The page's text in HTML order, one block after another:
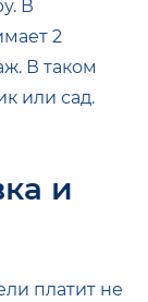
В
2
В таком
или сад.
и
платит не